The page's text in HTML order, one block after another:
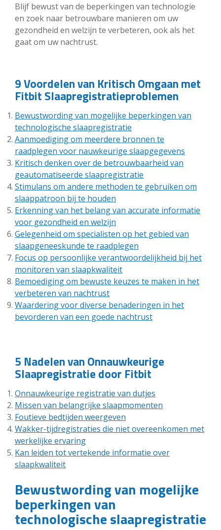
Blijf bewust van de beperkingen van technologie
en zoek naar betrouwbare manieren om uw
gezondheid en welzijn te verbeteren, ook als het
gaat om uw nachtrust.
9 Voordelen van Kritisch Omgaan met
Fitbit Slaapregistratieproblemen
Bewustwording van mogelijke beperkingen van
technologische slaapregistratie
Aanmoediging om meerdere bronnen te
raadplegen voor nauwkeurige slaapgegevens
Kritisch denken over de betrouwbaarheid van
geautomatiseerde slaapregistratie
Stimulans om andere methoden te gebruiken om
slaappatroon bij te houden
Erkenning van het belang van accurate informatie
voor gezondheid en welzijn
Gelegenheid om specialisten op het gebied van
slaapgeneeskunde te raadplegen
Focus op persoonlijke verantwoordelijkheid bij het
monitoren van slaapkwaliteit
Bemoediging om bewuste keuzes te maken in het
verbeteren van nachtrust
Waardering voor diverse benaderingen in het
bevorderen van een goede nachtrust
5 Nadelen van Onnauwkeurige
Slaapregistratie door Fitbit
Onnauwkeurige registratie van dutjes
Missen van belangrijke slaapmomenten
Foutieve bedtijden weergeven
Wakker-tijdregistraties die niet overeenkomen met
werkelijke ervaring
Kan leiden tot vertekende informatie over
slaapkwaliteit
Bewustwording van mogelijke
beperkingen van
technologische slaapregistratie